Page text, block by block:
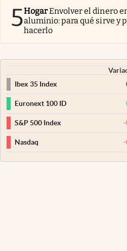
5HogarEnvolver el dinero
aluminio: para qué sirve y
hacerlo
Ibex 35 Index
Euronext 100 ID
S&P 500 Index
Nasdaq